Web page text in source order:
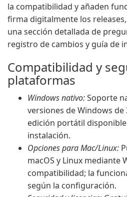
la compatibilidad y añaden
firma digitalmente los
una sección detallada de
registro de cambios y guía de
Compatibilidad y
plataformas
Windows nativo:Soporte
versiones de Windows de
edición portátil disponible
instalación.
Opciones para Mac/Linux:
macOS y Linux mediante
compatibilidad; la
según la configuración.